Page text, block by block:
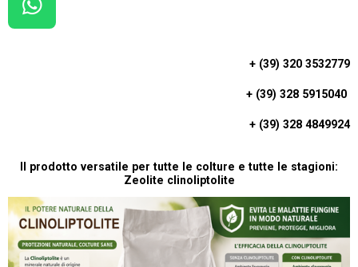
W
H
P
+ (39) 320 3532779
+ (39) 328 5915040
+ (39) 328 4849924
Il prodotto versatile per tutte le colture e tutte le stagioni:
Zeolite clinoliptolite